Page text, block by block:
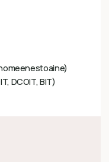
DCOIT, BIT)